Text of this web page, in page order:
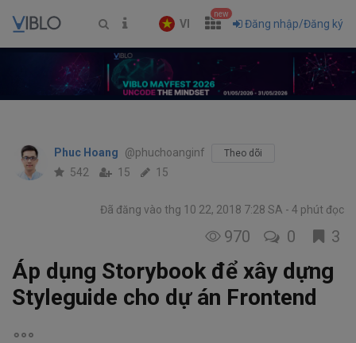
VI
new
Đăng nhập/Đăng ký
Phuc Hoang @phuchoanginf Theo dõi
542 15 15
Đã đăng vào thg 10 22, 2018 7:28 SA 4 phút đọc
970 0 3
Áp dụng Storybook để xây dựng
Styleguide cho dự án Frontend